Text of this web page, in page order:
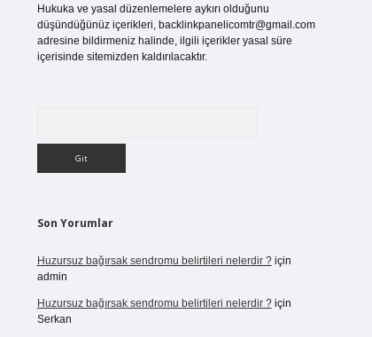
Hukuka ve yasal düzenlemelere aykırı olduğunu
düşündüğünüz içerikleri, backlinkpanelicomtr@gmail.com
adresine bildirmeniz halinde, ilgili içerikler yasal süre
içerisinde sitemizden kaldırılacaktır.
Son Yorumlar
Huzursuz bağırsak sendromu belirtileri nelerdir ?için
admin
Huzursuz bağırsak sendromu belirtileri nelerdir ?için
Serkan